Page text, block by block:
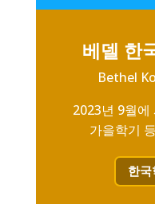
베델 한
Bethel
2023년 9월에
가을학기
한